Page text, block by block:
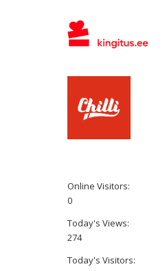
Online Visitors:
0
Today's Views:
274
Today's Visitors: